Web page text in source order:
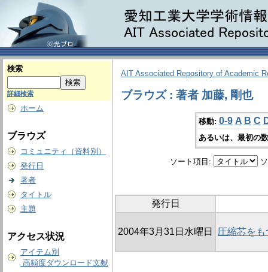
検索
詳細検索
ホーム
ブラウズ
コミュニティ（資料別）
発行日
著者
タイトル
主題
アクセス状況
アイテム別
高頻度ダウンロード文献
AIT Associated Repository of Academic
ブラウズ : 著者 加藤, 剛也
移動: 0-9 A B C
あるいは、最初の
ソート項目:
発行日
2004年3月31日水曜日 圧縮芯を